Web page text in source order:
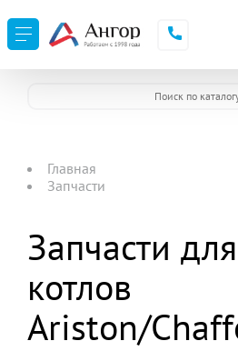
Главная
Запчасти
Запчасти
котлов
Ariston/